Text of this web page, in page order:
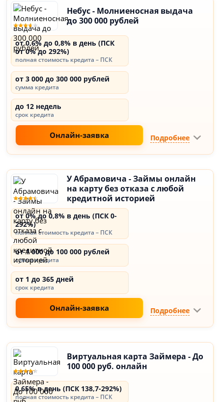
Небус - Молниеносная выдача
до 300 000 рублей
от 0,6% до 0,8% в день (ПСК
от 0% до 292%)
полная стоимость кредита – ПСК
от 3 000 до 300 000 рублей
сумма кредита
до 12 недель
срок кредита
Онлайн-заявка Подробнее
У Абрамовича - Займы онлайн
на карту без отказа с любой
кредитной историей
от 0% до 0,8% в день (ПСК 0-
292%)
полная стоимость кредита – ПСК
от 1 000 до 100 000 рублей
сумма кредита
от 1 до 365 дней
срок кредита
Онлайн-заявка Подробнее
Виртуальная карта Займера - До
100 000 руб. онлайн
0,65% в день (ПСК 138,7-292%)
полная стоимость кредита – ПСК